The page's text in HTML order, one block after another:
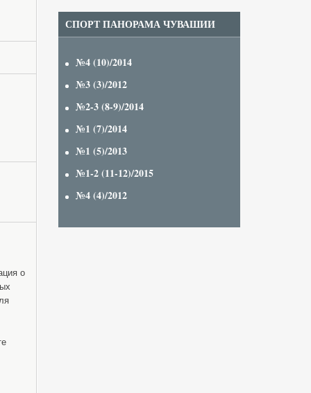
о
СПОРТ ПАНОРАМА ЧУВАШИИ
№4 (10)/2014
№3 (3)/2012
№2-3 (8-9)/2014
№1 (7)/2014
№1 (5)/2013
№1-2 (11-12)/2015
№4 (4)/2012